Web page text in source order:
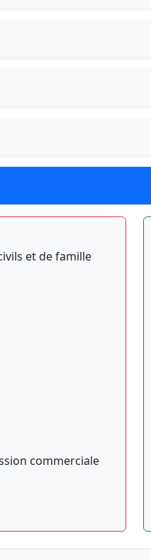
et de famille
commerciale